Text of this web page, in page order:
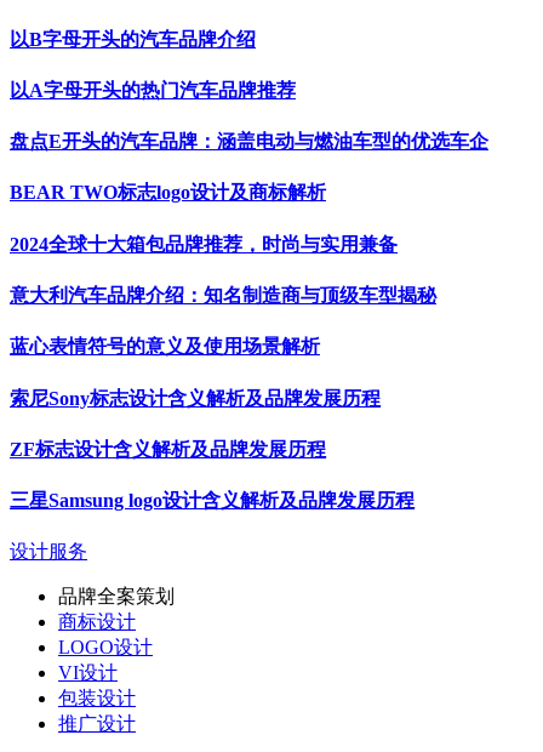
以B字母开头的汽车品牌介绍
以A字母开头的热门汽车品牌推荐
盘点E开头的汽车品牌：涵盖电动与燃油车型的优选车企
BEAR TWO标志logo设计及商标解析
2024全球十大箱包品牌推荐，时尚与实用兼备
意大利汽车品牌介绍：知名制造商与顶级车型揭秘
蓝心表情符号的意义及使用场景解析
索尼Sony标志设计含义解析及品牌发展历程
ZF标志设计含义解析及品牌发展历程
三星Samsung logo设计含义解析及品牌发展历程
设计服务
品牌全案策划
商标设计
LOGO设计
VI设计
包装设计
推广设计